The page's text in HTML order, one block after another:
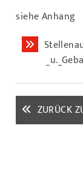
siehe Anhang
ZURÜCK